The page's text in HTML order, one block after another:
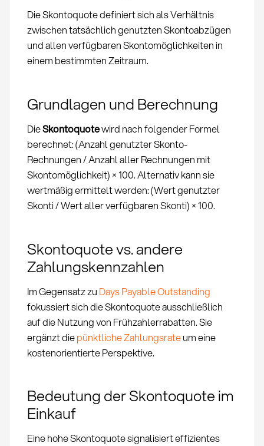
Die Skontoquote definiert sich als Verhältnis
zwischen tatsächlich genutzten Skontoabzügen
und allen verfügbaren Skontomöglichkeiten in
einem bestimmten Zeitraum.
Grundlagen und Berechnung
DieSkontoquotewird nach folgender Formel
berechnet: (Anzahl genutzter Skonto-
Rechnungen / Anzahl aller Rechnungen mit
Skontomöglichkeit) × 100. Alternativ kann sie
wertmäßig ermittelt werden: (Wert genutzter
Skonti / Wert aller verfügbaren Skonti) × 100.
Skontoquote vs. andere
Zahlungskennzahlen
Im Gegensatz zu Days Payable Outstanding
fokussiert sich die Skontoquote ausschließlich
auf die Nutzung von Frühzahlerrabatten. Sie
ergänzt diepünktliche Zahlungsrateum eine
kostenorientierte Perspektive.
Bedeutung der Skontoquote im
Einkauf
Eine hohe Skontoquote signalisiert effizientes